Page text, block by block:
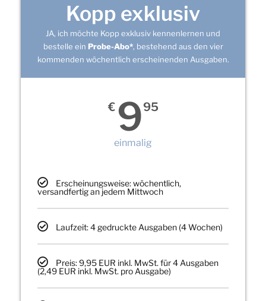
Kopp exklusiv
JA, ich möchte Kopp exklusiv kennenlernen und
bestelle ein Probe-Abo*, bestehend aus den vier
kommenden wöchentlich erscheinenden Ausgaben.
€ 995
einmalig
Erscheinungsweise: wöchentlich,
versandfertig an jedem Mittwoch
Laufzeit: 4 gedruckte Ausgaben (4 Wochen)
Preis: 9,95 EUR inkl. MwSt. für 4 Ausgaben
(2,49 EUR inkl. MwSt. pro Ausgabe)